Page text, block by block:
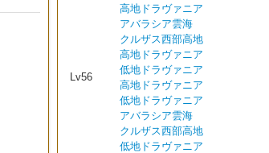
Lv56
高地ドラヴァニア
アバラシア雲海
クルザス西部高地
高地ドラヴァニア
低地ドラヴァニア
高地ドラヴァニア
低地ドラヴァニア
アバラシア雲海
クルザス西部高地
低地ドラヴァニア